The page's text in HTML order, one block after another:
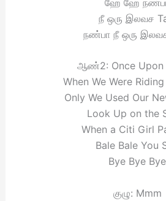
நீ ஒரு இலவச
நண்பா நீ ஒரு
ஆண்2: Once Upon
When We Were
Only We Used Our
Look Up on the
When a Citi Girl
Bale Bale You
Bye Bye Bye
குழு: Mmm